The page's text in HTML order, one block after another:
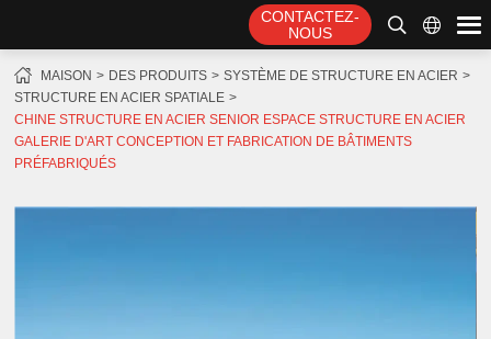
CONTACTEZ-
NOUS
MAISON DES PRODUITS
SYSTÈME DE STRUCTURE EN ACIER
STRUCTURE EN ACIER SPATIALE
CHINE STRUCTURE EN ACIER SENIOR ESPACE STRUCTURE EN ACIER
GALERIE D'ART CONCEPTION ET FABRICATION DE BÂTIMENTS
PRÉFABRIQUÉS